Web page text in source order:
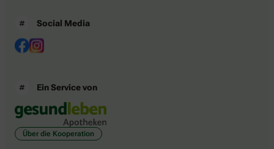
Social Media
Ein Service von
Über die Kooperation